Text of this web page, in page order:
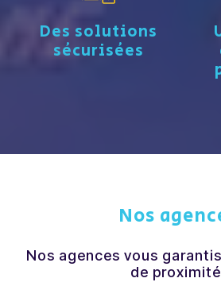
Des solutions
sécurisées
Nos
Nos agences vous
de